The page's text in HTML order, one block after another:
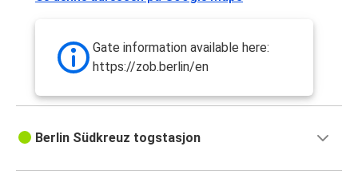
Gate information available here:
https://zob.berlin/en
Berlin Südkreuz togstasjon